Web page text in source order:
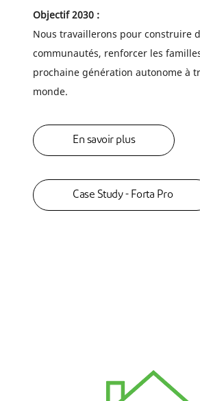
Objectif 2030 :
Nous travaillerons pour construire
communautés, renforcer les
prochaine génération autonome à
monde.
En savoir plus
Case Study - Forta Pro